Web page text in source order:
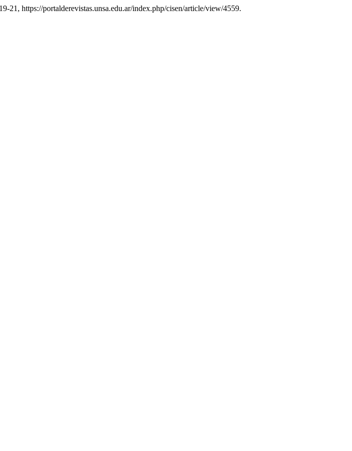
21, https://portalderevistas.unsa.edu.ar/index.php/cisen/article/view/4559.